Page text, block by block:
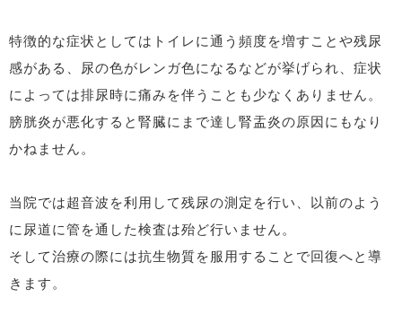
特徴的な症状としてはトイレに通う頻度を増すことや残尿
感がある、尿の色がレンガ色になるなどが挙げられ、症状
によっては排尿時に痛みを伴うことも少なくありません。
膀胱炎が悪化すると腎臓にまで達し腎盂炎の原因にもなり
かねません。
当院では超音波を利用して残尿の測定を行い、以前のよう
に尿道に管を通した検査は殆ど行いません。
そして治療の際には抗生物質を服用することで回復へと導
きます。